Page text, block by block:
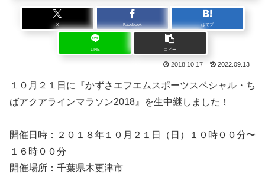
X Facebook はてブ
LINE コピー
2018.10.17 2022.09.13
１０月２１日に『かずさエフエムスポーツスペシャル・ち
ばアクアラインマラソン2018』を生中継しました！
開催日時：２０１８年１０月２１日（日）１０時００分〜
１６時００分
開催場所：千葉県木更津市